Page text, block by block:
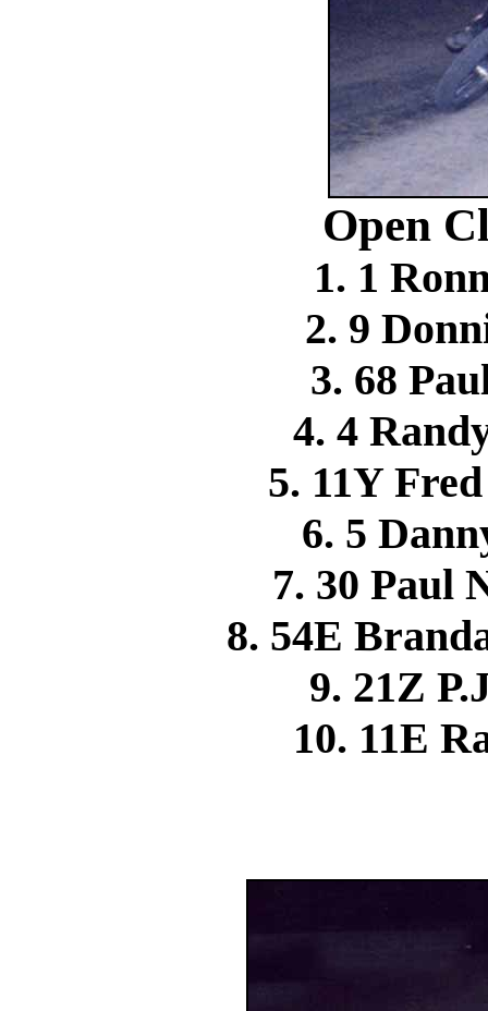
Open
1. 1
2. 9
3. 68
4. 4
5. 11Y
6. 5
7. 30 Paul
8. 54E
9. 21Z
10. 11E